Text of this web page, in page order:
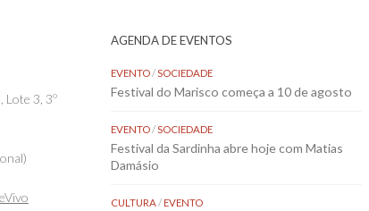
Lote 3, 3º
AGENDA DE EVENTOS
EVENTO/SOCIEDADE
Festival do Marisco começa a 10 de agosto
EVENTO/SOCIEDADE
Festival da Sardinha abre hoje com Matias
Damásio
CULTURA/EVENTO